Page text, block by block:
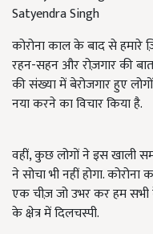
Satyendra Singh
कोरोना काल के बाद से
रहन-सहन और रोज़गार की
की संख्या में बेरोजगार हुए
नया करने का विचार किया है.
वहीं, कुछ लोगों ने इस खाली
ने सोचा भी नहीं होगा.
एक चीज़ जो उभर कर हम
के क्षेत्र में दिलचस्पी.